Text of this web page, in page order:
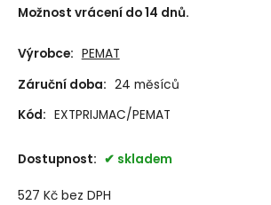
Možnost vrácení do 14 dnů.
Výrobce: PEMAT
Záruční doba: 24 měsíců
Kód: EXTPRIJMAC/PEMAT
Dostupnost: skladem
527 Kč bez DPH